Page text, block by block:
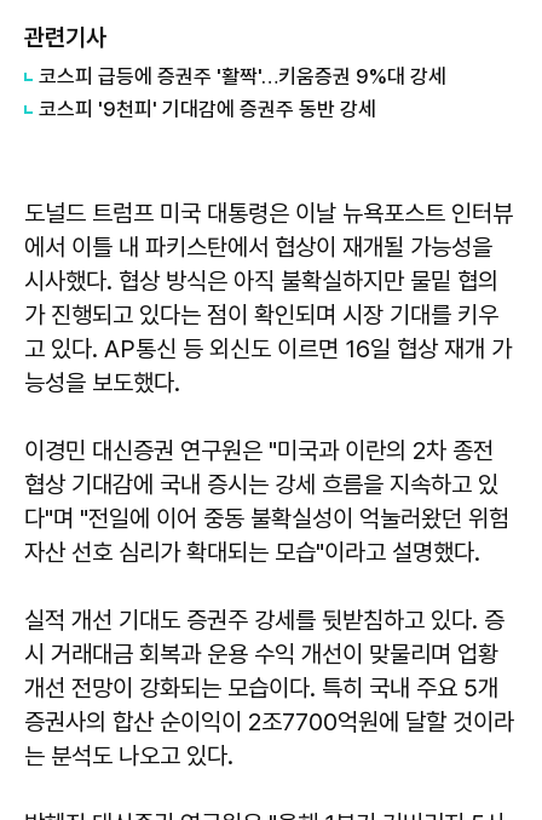
관련기사
코스피 급등에 증권주 '활짝'…키움증권 9%대 강세
코스피 '9천피' 기대감에 증권주 동반 강세
도널드 트럼프 미국 대통령은 이날 뉴욕포스트 인터뷰
에서 이틀 내 파키스탄에서 협상이 재개될 가능성을
시사했다. 협상 방식은 아직 불확실하지만 물밑 협의
가 진행되고 있다는 점이 확인되며 시장 기대를 키우
고 있다. AP통신 등 외신도 이르면 16일 협상 재개 가
능성을 보도했다.
이경민 대신증권 연구원은 "미국과 이란의 2차 종전
협상 기대감에 국내 증시는 강세 흐름을 지속하고 있
다"며 "전일에 이어 중동 불확실성이 억눌러왔던 위험
자산 선호 심리가 확대되는 모습"이라고 설명했다.
실적 개선 기대도 증권주 강세를 뒷받침하고 있다. 증
시 거래대금 회복과 운용 수익 개선이 맞물리며 업황
개선 전망이 강화되는 모습이다. 특히 국내 주요 5개
증권사의 합산 순이익이 2조7700억원에 달할 것이라
는 분석도 나오고 있다.